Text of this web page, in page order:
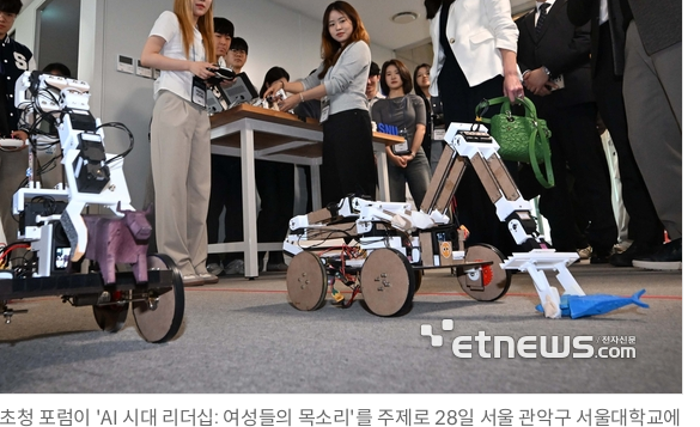
청 포럼이 'AI 시대 리더십: 여성들의 목소리'를 주제로 28일 서울 관악구 서울대학교에